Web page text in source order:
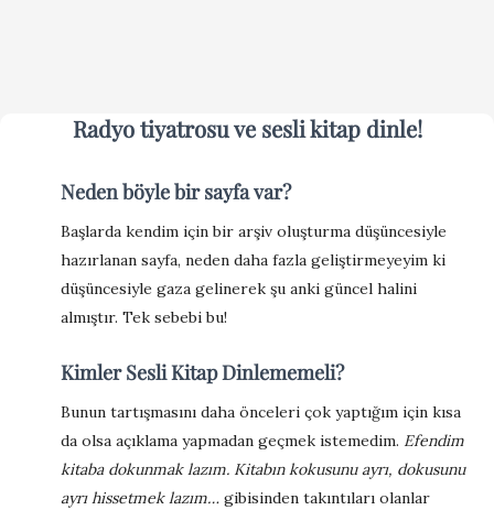
Radyo tiyatrosu ve sesli kitap dinle!
Neden böyle bir sayfa var?
Başlarda kendim için bir arşiv oluşturma düşüncesiyle
hazırlanan sayfa, neden daha fazla geliştirmeyeyim ki
düşüncesiyle gaza gelinerek şu anki güncel halini
almıştır. Tek sebebi bu!
Kimler Sesli Kitap Dinlememeli?
Bunun tartışmasını daha önceleri çok yaptığım için kısa
da olsa açıklama yapmadan geçmek istemedim. Efendim
kitaba dokunmak lazım. Kitabın kokusunu ayrı, dokusunu
ayrı hissetmek lazım… gibisinden takıntıları olanlar